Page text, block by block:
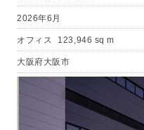
2026年6月
オフィス 123,946 sq m
大阪府大阪市